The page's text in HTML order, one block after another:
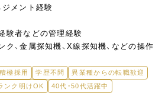
ジメント経験
験者などの管理経験
ク、金属探知機、X線探知機、などの操作
極採用 学歴不問
異業種からの転職歓迎
ンク明けOK 40代・50代活躍中